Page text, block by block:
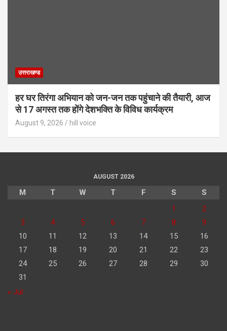
उत्तराखण्ड
हर घर तिरंगा अभियान को जन-जन तक पहुंचाने की तैयारी, आज
से 17 अगस्त तक होंगे देशभक्ति के विविध कार्यक्रम
August 9, 2026 hill voice
AUGUST 2026
M T W T F S
S
1
2
3
4 5 6 7 8
9
10
11 12 13 14 15
16
17
18 19 20 21 22
23
24
25 26 27 28 29
30
31
« Jul